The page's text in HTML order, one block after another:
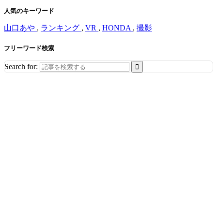
人気のキーワード
山口あや , ランキング , VR , HONDA , 撮影
フリーワード検索
Search for: